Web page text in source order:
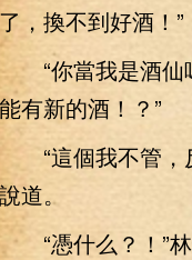
了，換不到好酒！”
“你當我是酒仙嗎
能有新的酒！？”
“這個我不管，
說道。
“憑什么？！”林